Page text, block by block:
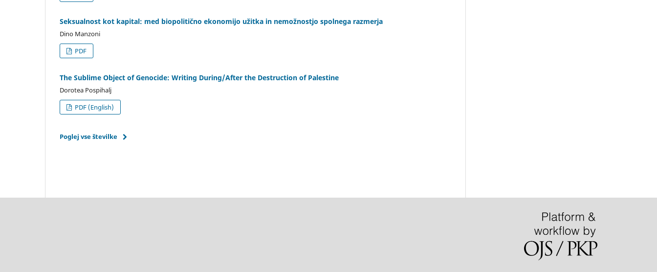
Seksualnost kot kapital: med biopolitično ekonomijo užitka in nemožnostjo spolnega razmerja
Dino Manzoni
PDF
The Sublime Object of Genocide: Writing During/After the Destruction of Palestine
Dorotea Pospihalj
PDF (English)
Poglej vse številke